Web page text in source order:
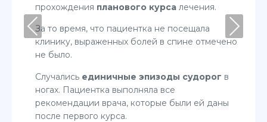
прохождения планового курса лечения.
За то время, что пациентка не посещала
клинику, выраженных болей в спине отмечено
не было.
Случались единичные эпизоды судорог в
ногах. Пациентка выполняла все
рекомендации врача, которые были ей даны
после первого курса.
Previous Next